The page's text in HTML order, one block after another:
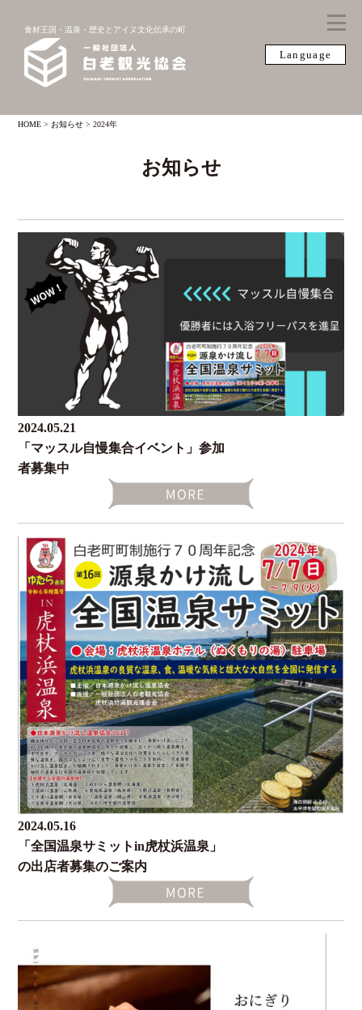
Language
食材王国・温泉・歴史とアイヌ文化伝承の町
HOME >お知らせ >2024年
お知らせ
2024.05.21
「マッスル自慢集合イベント」参加
者募集中
2024.05.16
「全国温泉サミットin虎杖浜温泉」
の出店者募集のご案内